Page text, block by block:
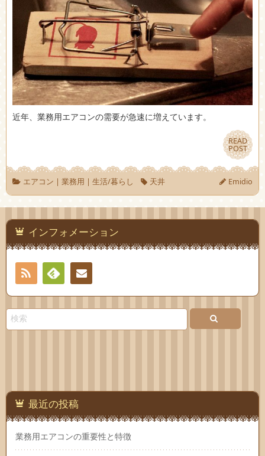
近年、業務用エアコンの需要が急速に増えています。
READ
POST
READ
POST
エアコン | 業務用 | 生活/暮らし 天井 Emidio
インフォメーション
RSS
Feedlyお問
最近の投稿
業務用エアコンの重要性と特徴